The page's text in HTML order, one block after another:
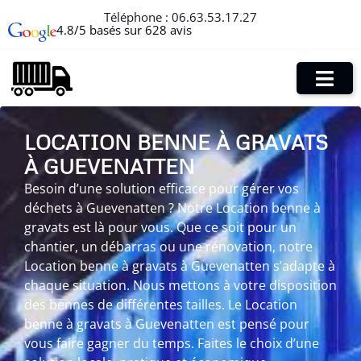
Téléphone : 06.63.53.17.27
4.8/5 basés sur 628 avis
LOCATION BENNE À GRAVATS
À GUEVENATTEN
Besoin d’une solution efficace pour gérer vos
déchets à Guevenatten ? Notre Location benne à
gravats est là pour vous. Que ce soit pour un
chantier, un débarras ou une rénovation, notre
Location benne à gravats à Guevenatten s’adapte à
chaque situation. Nous mettons à votre disposition
des bennes de différentes tailles. Le Location
benne à gravats à Guevenatten est pensé pour
vous faire gagner du temps. Faites le choix d’une